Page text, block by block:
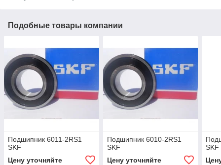
Подобные товары компании
Подшипник 6011-2RS1
SKF
Цену уточняйте
Подшипник 6010-2RS1
SKF
Цену уточняйте
SKF